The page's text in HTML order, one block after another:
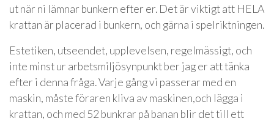
ut när ni lämnar bunkern efter er. Det är viktigt att HELA
krattan är placerad i bunkern, och gärna i spelriktningen.
Estetiken, utseendet, upplevelsen, regelmässigt, och
inte minst ur arbetsmiljösynpunkt ber jag er att tänka
efter i denna fråga. Varje gång vi passerar med en
maskin, måste föraren kliva av maskinen,och lägga i
krattan, och med 52 bunkrar på banan blir det till ett